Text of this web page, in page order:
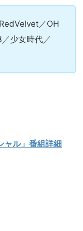
／OH
少女時代／
ャル」番組詳細